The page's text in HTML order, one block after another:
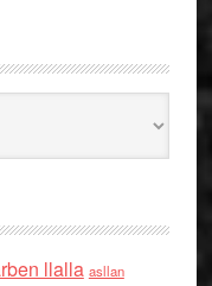
llalla asllan